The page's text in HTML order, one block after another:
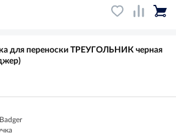
для переноски ТРЕУГОЛЬНИК черная